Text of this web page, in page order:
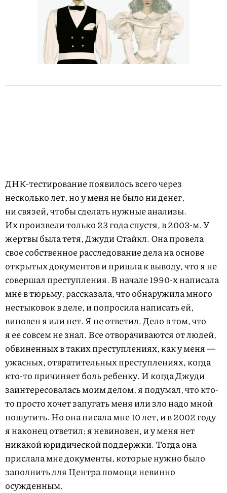
ДНК-тестирование появилось всего через
несколько лет, но у меня не было ни денег,
ни связей, чтобы сделать нужные анализы.
Их произвели только 23 года спустя, в2003-м.У
жертвы была тетя, Джуди Стайкл. Она провела
свое собственное расследование дела на основе
открытых документов и пришла к выводу, что я не
совершал преступления. В начале1990-хнаписала
мне в тюрьму, рассказала, что обнаружила много
нестыковок в деле, и попросила написать ей,
виновен я или нет. Я не ответил. Дело в том, что
я ее совсем не знал. Все отворачиваются от людей,
обвиненных в таких преступлениях, как у меня —
ужасных, отвратительных преступлениях, когда
кто-то причиняет боль ребенку. И когда Джуди
заинтересовалась моим делом, я подумал, что кто-
то просто хочет запугать меня или зло надо мной
пошутить. Но она писала мне 10 лет, и в 2002 году
я наконец ответил: я невиновен, и у меня нет
никакой юридической поддержки. Тогда она
прислала мне документы, которые нужно было
заполнить для Центра помощи невинно
осужденным.